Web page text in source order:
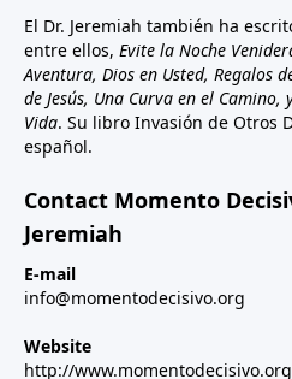
El Dr. Jeremiah también ha
entre ellos, Evite la Noche
Aventura, Dios en Usted, Regalos
de Jesús, Una Curva en el
Vida. Su libro Invasión de Otros
español.
Contact Momento
Jeremiah
E-mail
info@momentodecisivo.org
Website
http://